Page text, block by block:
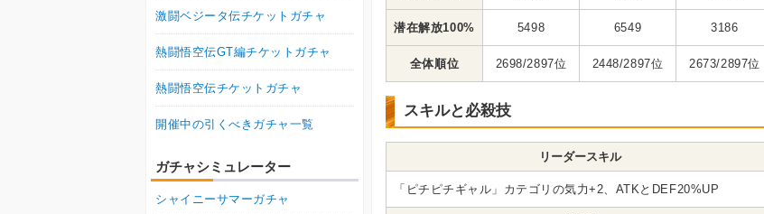
潜在解放100% 5498 6549 3186
全体順位 2698/2897位 2448/2897位 2673/2897位
スキルと必殺技
リーダースキル
「ピチピチギャル」カテゴリの気力+2、ATKとDEF20%UP
激闘ベジータ伝チケットガチャ
熱闘悟空伝GT編チケットガチャ
熱闘悟空伝チケットガチャ
開催中の引くべきガチャ一覧
ガチャシミュレーター
シャイニーサマーガチャ